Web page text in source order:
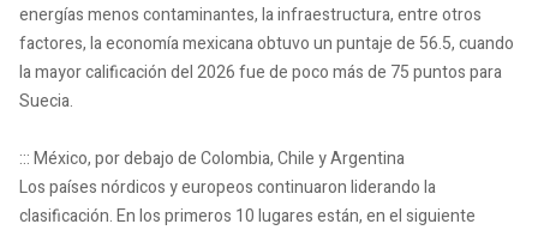
energías menos contaminantes, la infraestructura, entre otros
factores, la economía mexicana obtuvo un puntaje de 56.5, cuando
la mayor calificación del 2026 fue de poco más de 75 puntos para
Suecia.
::: México, por debajo de Colombia, Chile y Argentina
Los países nórdicos y europeos continuaron liderando la
clasificación. En los primeros 10 lugares están, en el siguiente